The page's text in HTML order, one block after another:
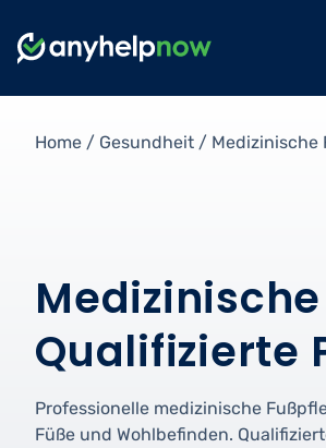
Home / Gesundheit / Medizinische
Qualifizierte
Professionelle medizinische
Füße und Wohlbefinden.